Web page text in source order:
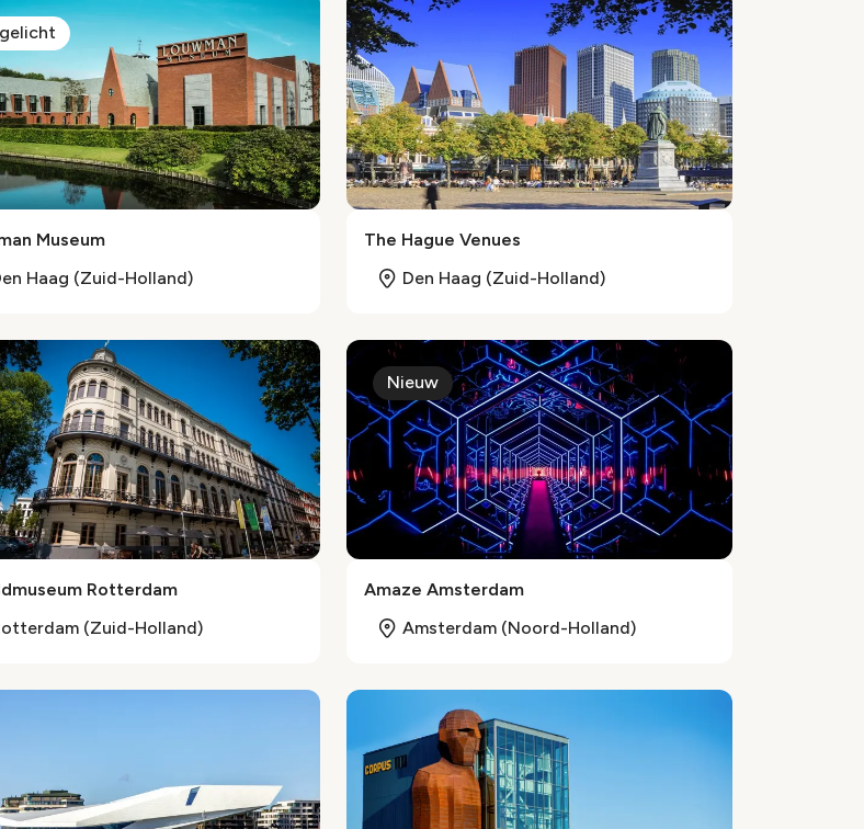
Museum
Haag (Zuid-Holland)
The Hague Venues
Den Haag (Zuid-Holland)
Rotterdam
(Zuid-Holland)
Amaze Amsterdam
Amsterdam (Noord-Holland)
Nieuw